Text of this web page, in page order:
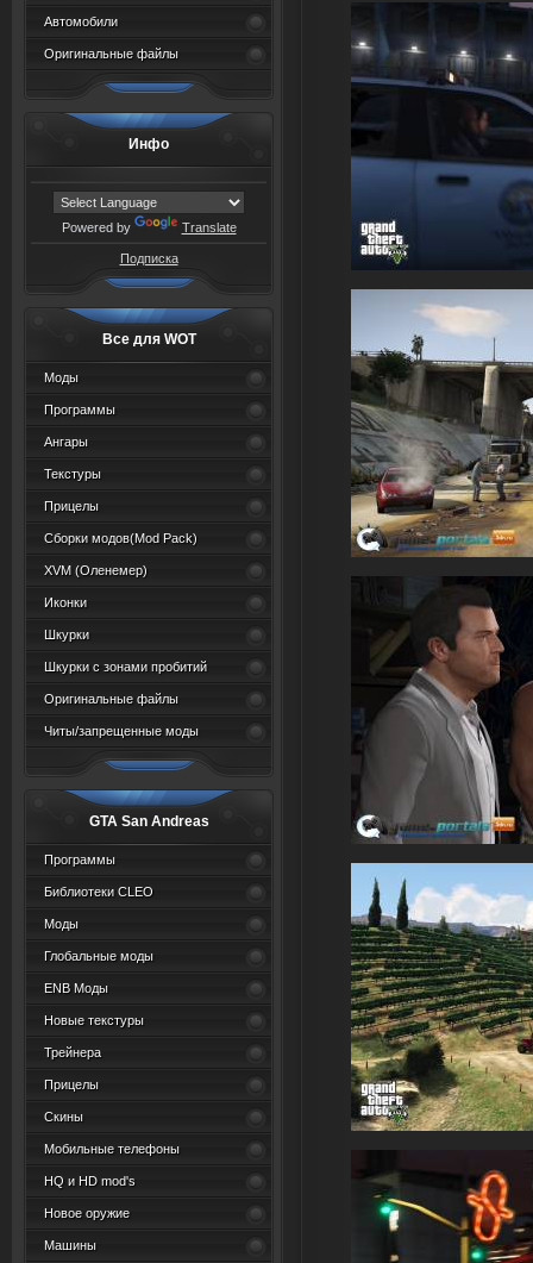
Автомобили
Оригинальные файлы
Инфо
Powered by Translate
Подписка
Все для WOT
Моды
Программы
Ангары
Текстуры
Прицелы
Сборки модов(Mod Pack)
XVM (Oленемер)
Иконки
Шкурки
Шкурки с зонами пробитий
Оригинальные файлы
Читы/запрещенные моды
GTA San Andreas
Программы
Библиотеки CLEO
Моды
Глобальные моды
ENB Моды
Новые текстуры
Трейнера
Прицелы
Скины
Мобильные телефоны
HQ и HD mod's
Новое оружие
Машины